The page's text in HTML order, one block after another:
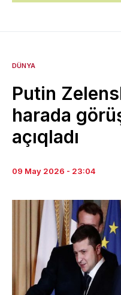
DÜNYA
Putin
harada
açıqladı
09 May 2026 - 23:04